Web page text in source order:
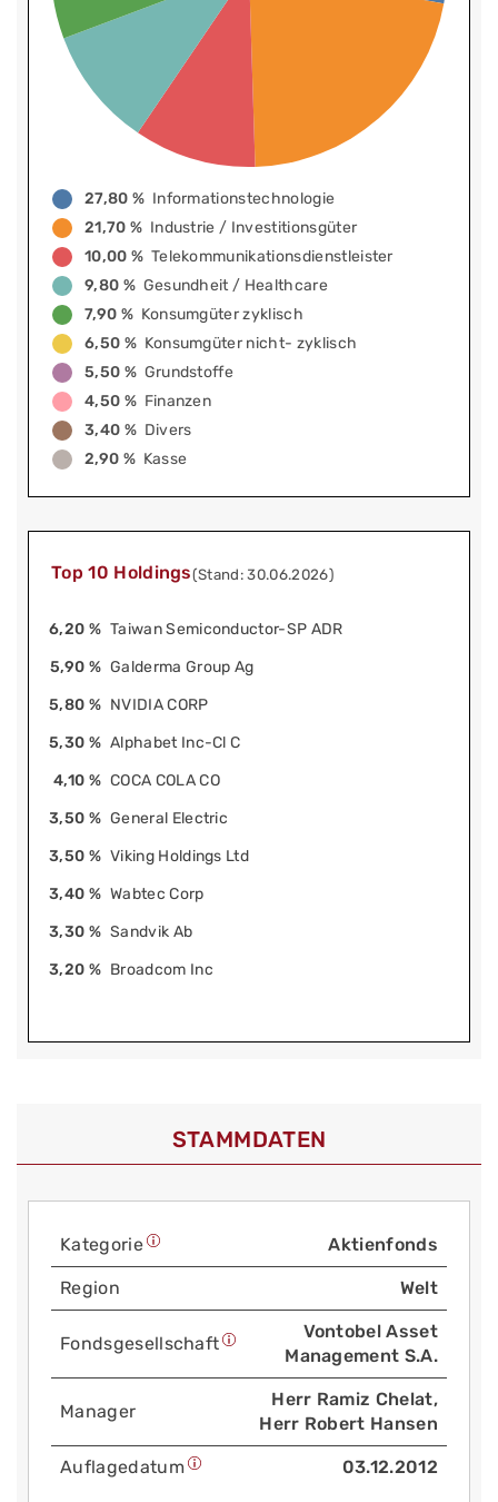
27,80 % Informationstechnologie
21,70 % Industrie / Investitionsgüter
10,00 % Telekommunikationsdienstleister
9,80 % Gesundheit / Healthcare
7,90 % Konsumgüter zyklisch
6,50 % Konsumgüter nicht- zyklisch
5,50 % Grundstoffe
4,50 % Finanzen
3,40 % Divers
2,90 % Kasse
Top 10 Holdings(Stand: 30.06.2026)
6,20 % Taiwan Semiconductor-SP ADR
5,90 % Galderma Group Ag
5,80 % NVIDIA CORP
5,30 % Alphabet Inc-Cl C
4,10 % COCA COLA CO
3,50 % General Electric
3,50 % Viking Holdings Ltd
3,40 % Wabtec Corp
3,30 % Sandvik Ab
3,20 % Broadcom Inc
STAMMDATEN
Kategorie Aktienfonds
Region Welt
Fonds­gesellschaft
Vontobel Asset
Management S.A.
Manager
Herr Ramiz Chelat,
Herr Robert Hansen
Auflage­datum 03.12.2012